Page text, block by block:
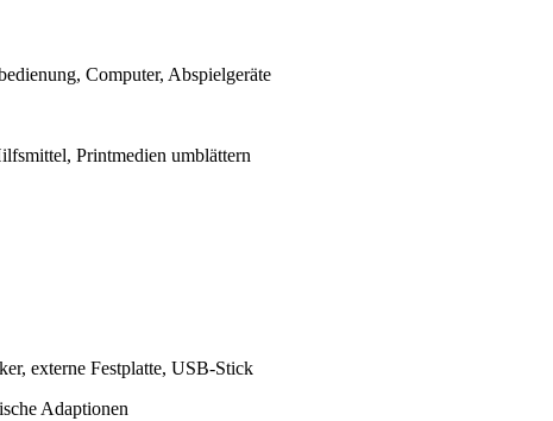
Computer, Abspielgeräte
Printmedien umblättern
externe Festplatte, USB-Stick
Adaptionen